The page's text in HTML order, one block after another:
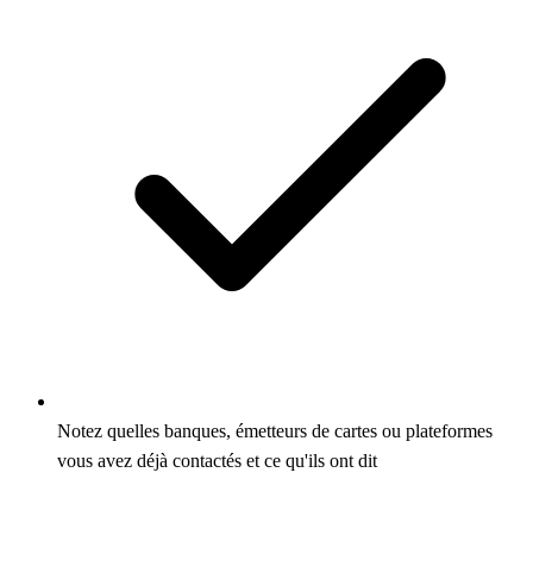
Notez quelles banques, émetteurs de cartes ou plateformes
vous avez déjà contactés et ce qu'ils ont dit